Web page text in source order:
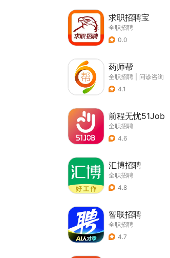
求职招聘宝
全职招聘
0.0
药师帮
全职招聘
问诊咨询
4.1
前程无忧51Job
全职招聘
4.6
汇博招聘
全职招聘
4.8
智联招聘
全职招聘
4.7